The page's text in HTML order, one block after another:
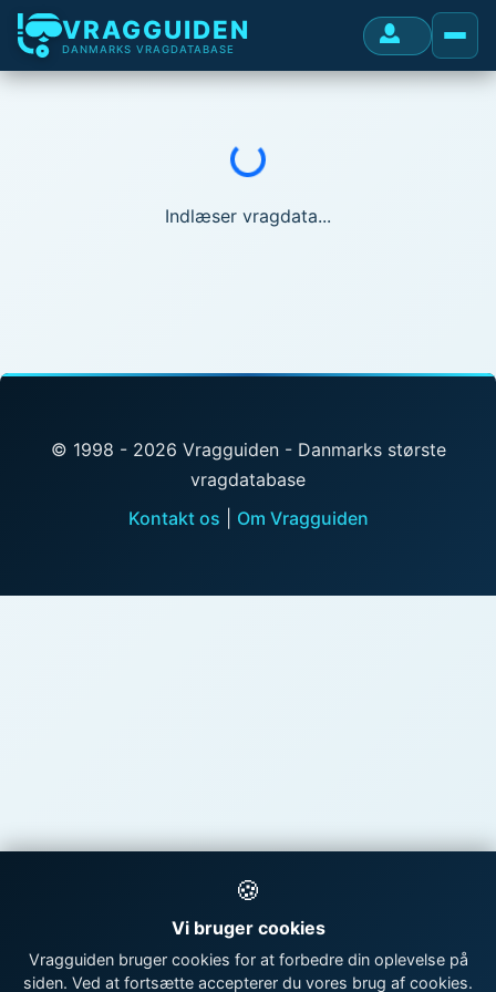
VRAGGUIDEN
DANMARKS VRAGDATABASE
Indlæser...
Indlæser vragdata...
© 1998 - 2026 Vragguiden - Danmarks største
vragdatabase
Kontakt os
Om Vragguiden
🍪
Vi bruger cookies
Vragguiden bruger cookies for at forbedre din oplevelse på
siden. Ved at fortsætte accepterer du vores brug af cookies.